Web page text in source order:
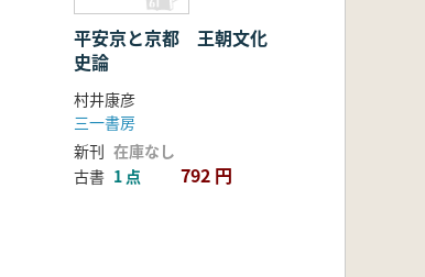
平安京と京都 王朝文化
史論
村井康彦
三一書房
新刊 在庫なし
古書 1 点 792 円